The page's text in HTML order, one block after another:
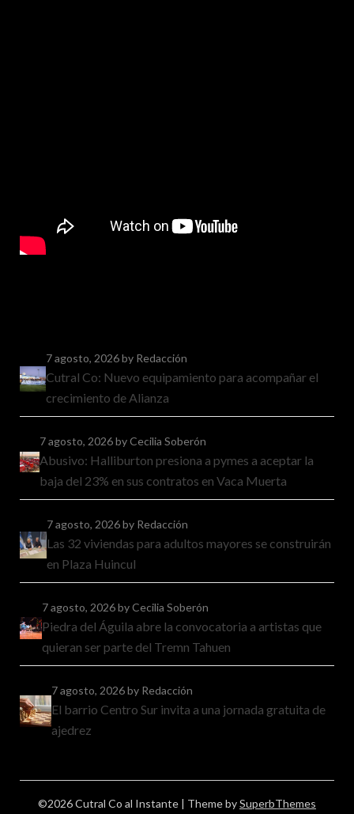
7 agosto, 2026by Redacción
Cutral Co: Nuevo equipamiento para acompañar el
crecimiento de Alianza
7 agosto, 2026by Cecilia Soberón
Abusivo: Halliburton presiona a pymes a aceptar la
baja del 23% en sus contratos en Vaca Muerta
7 agosto, 2026by Redacción
Las 32 viviendas para adultos mayores se construirán
en Plaza Huincul
7 agosto, 2026by Cecilia Soberón
Piedra del Águila abre la convocatoria a artistas que
quieran ser parte del Tremn Tahuen
7 agosto, 2026by Redacción
El barrio Centro Sur invita a una jornada gratuita de
ajedrez
©2026 Cutral Co al Instante | Theme bySuperbThemes